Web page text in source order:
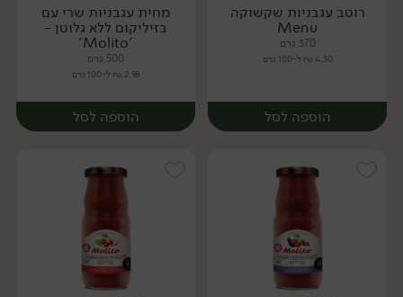
יח׳ יח׳
רוטב עגבניות שקשוקה
Menu
370 גרם
4.30 ₪ ל-100 גרם
הוספה לסל
מחית עגבניות שרי עם
בזיליקום ללא גלוטן -
'Molito'
500 גרם
2.98 ₪ ל-100 גרם
הוספה לסל